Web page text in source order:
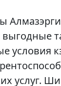
выгодные
условия
услуг.